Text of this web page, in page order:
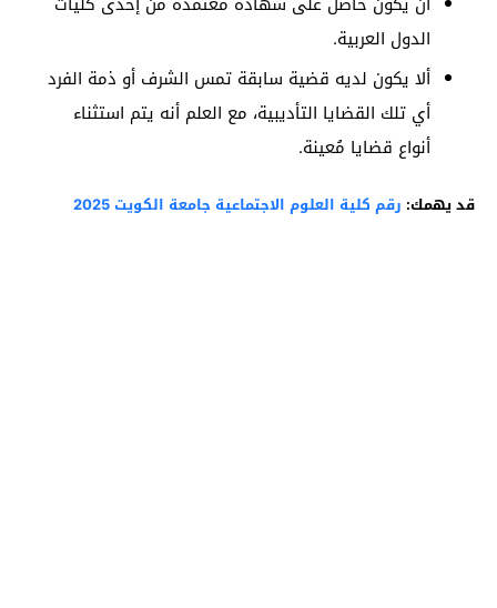
الدول العربية.
ألا يكون لديه قضية سابقة تمس الشرف أو ذمة الفرد
أي تلك القضايا التأديبية، مع العلم أنه يتم استثناء
أنواع قضايا مُعينة.
قد يهمك: رقم كلية العلوم الاجتماعية جامعة الكويت 2025